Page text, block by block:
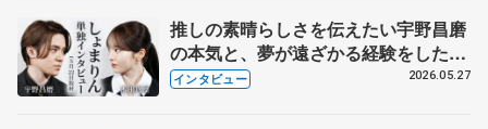
推しの素晴らしさを伝えたい宇野昌磨
の本気と、夢が遠ざかる経験をした本
田真凜の覚悟
インタビュー 2026.05.27